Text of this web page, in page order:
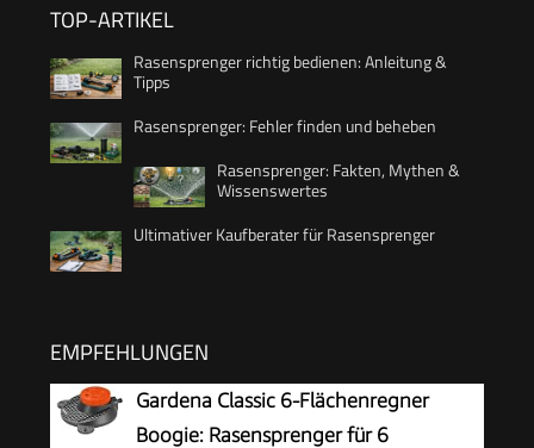
TOP-ARTIKEL
Rasensprenger richtig bedienen: Anleitung &
Tipps
Rasensprenger: Fehler finden und beheben
Rasensprenger: Fakten, Mythen &
Wissenswertes
Ultimativer Kaufberater für Rasensprenger
EMPFEHLUNGEN
Gardena Classic 6-Flächenregner
Boogie: Rasensprenger für 6